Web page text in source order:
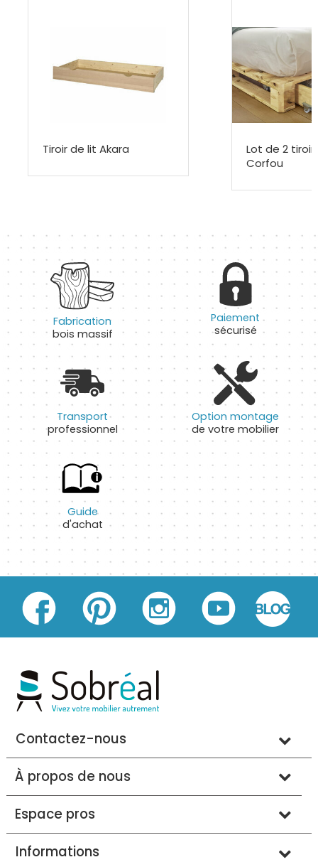
Tiroir de lit Akara
Lot de 2
Corfou
Fabrication
bois massif
Paiement
sécurisé
Transport
professionnel
Option montage
de votre mobilier
Guide
d'achat
Contactez-nous
À propos de nous
Espace pros
Informations